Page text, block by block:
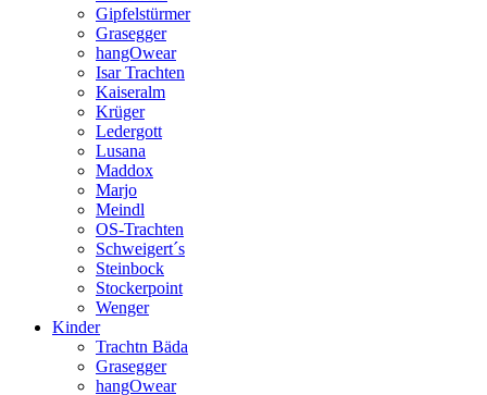
Gipfelstürmer
Grasegger
hangOwear
Isar Trachten
Kaiseralm
Krüger
Ledergott
Lusana
Maddox
Marjo
Meindl
OS-Trachten
Schweigert´s
Steinbock
Stockerpoint
Wenger
Kinder
Trachtn Bäda
Grasegger
hangOwear